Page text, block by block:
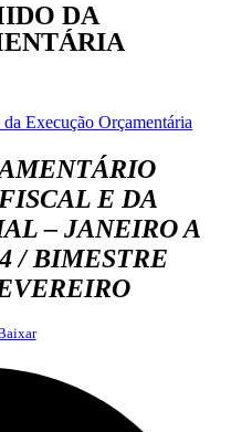
DA
Execução Orçamentária
E DA
– JANEIRO A
/ BIMESTRE